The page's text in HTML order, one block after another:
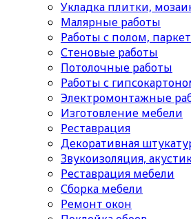
Укладка плитки,
Малярные работы
Работы с полом,
Стеновые работы
Потолочные работы
Работы с
Электромонтажные
Изготовление мебели
Реставрация
Декоративная
Звукоизоляция,
Реставрация мебели
Сборка мебели
Ремонт окон